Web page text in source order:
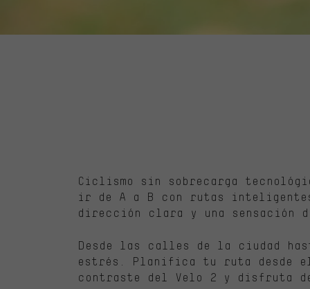
Ciclismo sin sobrecarga
ir de A a B con rutas
dirección clara y una sensación
Desde las calles de la ciudad
estrés. Planifica tu ruta desde
contraste del Velo 2 y disfruta